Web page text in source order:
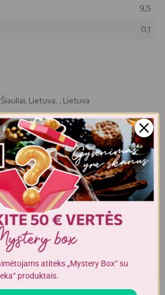
9,5
0,1
Lietuva. , Lietuva
šiek tiek skirtis nuo esančios nuotraukoje.
būti kitokioje pakuotėje bei kitokios
produkto aprašyme, kuri pateikiama
yra bendro pobūdžio, todėl nėra tapati
ant produkto pakuotės. Ant produkto
yra išsamesnė ir gali šiek tiek skirtis
elektroninėje parduotuvėje pateiktų
rekomenduojame perskaityti ir
ant prekės pakuotės. Akcijinių prekių
atiteks „Mystery Box“ su
produktais.